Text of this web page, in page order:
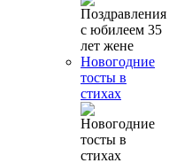
Новогодние
тосты в
стихах